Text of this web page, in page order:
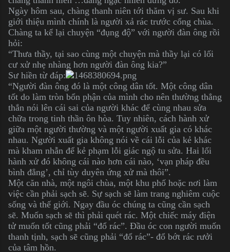
Ngày hôm sau, chàng thanh niên tới thăm vị sư. Sau khi
giới thiệu mình chính là người xả rác trước cổng chùa.
Chàng ta kể lại chuyện “đụng độ” với người đàn ông rồi
hỏi:
“Thưa thầy, tại sao cùng một chuyện mà thầy lại có lối
cư xử nhẹ nhàng hơn người đàn ông kia?”
Sư hiền từ đáp:
“Người đàn ông đó là một công dân tốt. Một công dân
tốt do làm tròn bổn phận của mình cho nên thường thẳng
thắn nói lên cái sai của người khác để cùng nhau sửa
chữa trong tinh thần ôn hòa. Tuy nhiên, cách hành xử
giữa một người thường và một người xuất gia có khác
nhau. Người xuất gia không nói về cái lỗi của kẻ khác
mà kham nhẫn để kẻ phạm lỗi giác ngộ tu sửa. Hai lối
hành xử đó không cái nào hơn cái nào, ‘vạn pháp đều
bình đẳng’, chỉ tùy duyên ứng xử mà thôi”.
Một căn nhà, một ngôi chùa, một khu phố hoặc nơi làm
việc cần phải sạch sẽ. Sự sạch sẽ làm trang nghiêm cuộc
sống và thế giới. Ngay đầu óc chúng ta cũng cần sạch
sẽ. Muốn sạch sẽ thì phải quét rác. Một chiếc máy điện
tử muốn tốt cũng phải “đổ rác”. Đầu óc con người muốn
thanh tịnh, sạch sẽ cũng phải “đổ rác”- đổ bớt rác rưởi
của tâm hồn.